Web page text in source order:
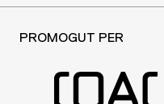
PROMOGUT PER